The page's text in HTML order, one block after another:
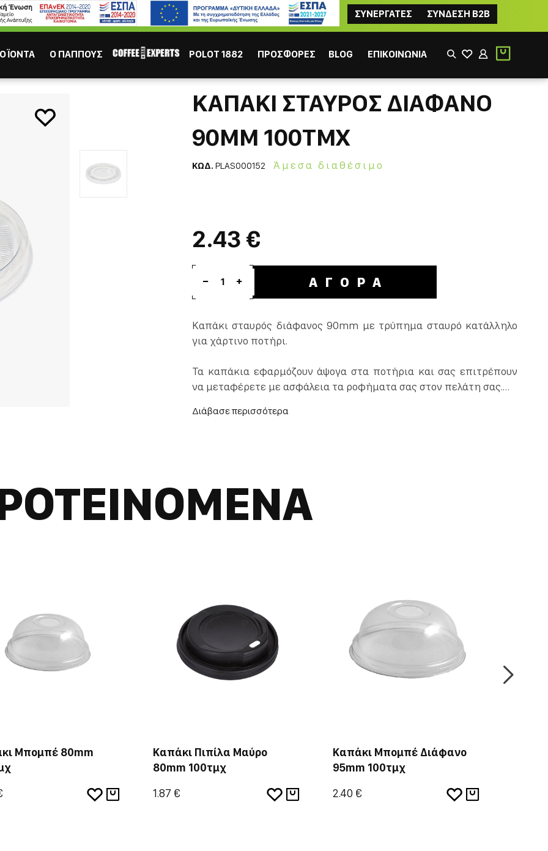
ΣΥΝΕΡΓΑΤΕΣ ΣΥΝΔΕΣΗ B2B
ΕΣΠΡΕΣΣΟ
Ο ΠΑΠΠΟΥΣ POLOT 1882 ΠΡΟΣΦΟΡΕΣ BLOG ΕΠΙΚΟΙΝΩΝΙΑ
ΙΣΩΣ ΣΕ ΕΝΔΙΑΦΕΡΟΥΝ
Σοκολάτα Χυμός
ΚΑΠΑΚΙ ΣΤΑΥΡΟΣ ΔΙΑΦΑΝΟ
90MM 100ΤΜΧ
ΚΩΔ. PLAS000152 Άμεσα διαθέσιμο
2.43 €
1 ΑΓΟΡΑ
Καπάκι σταυρός διάφανος 90mm με τρύπημα σταυρό κατάλληλο
για χάρτινο ποτήρι.
Τα καπάκια εφαρμόζουν άψογα στα ποτήρια και σας επιτρέπουν
να μεταφέρετε με ασφάλεια τα ροφήματα σας στον πελάτη σας.
Συσκευασία 100 τεμαχίων.
Μπομπέ 80mm
Καπάκι Πιπίλα Μαύρο
80mm 100τμχ
1.87 €
Καπάκι Μπομπέ Διάφανο
95mm 100τμχ
2.40 €